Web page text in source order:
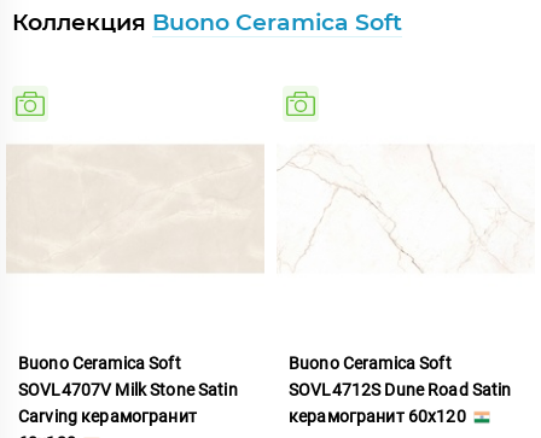
Коллекция Buono Ceramica Soft
Buono Ceramica Soft
SOVL4707V Milk Stone Satin
Carving керамогранит
Buono Ceramica Soft
SOVL4712S Dune Road Satin
керамогранит 60x120